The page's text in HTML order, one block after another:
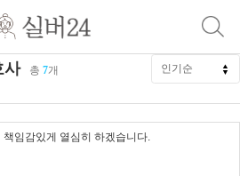
사 총 7개
책임감있게 열심히 하겠습니다.